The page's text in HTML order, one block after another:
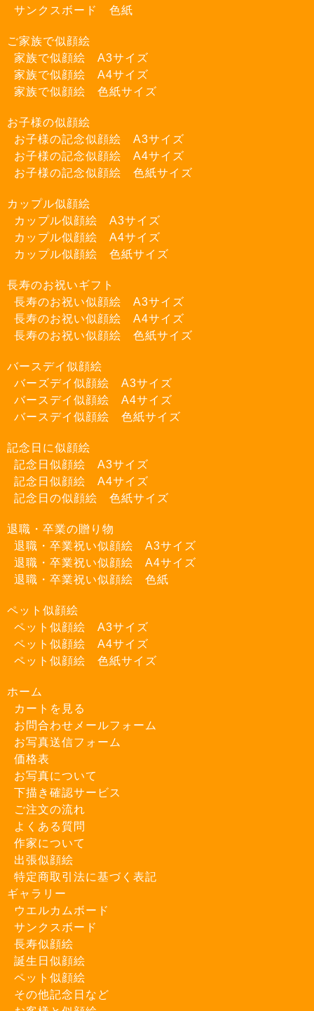
サンクスボード 色紙
ご家族で似顔絵
家族で似顔絵 A3サイズ
家族で似顔絵 A4サイズ
家族で似顔絵 色紙サイズ
お子様の似顔絵
お子様の記念似顔絵 A3サイズ
お子様の記念似顔絵 A4サイズ
お子様の記念似顔絵 色紙サイズ
カップル似顔絵
カップル似顔絵 A3サイズ
カップル似顔絵 A4サイズ
カップル似顔絵 色紙サイズ
長寿のお祝いギフト
長寿のお祝い似顔絵 A3サイズ
長寿のお祝い似顔絵 A4サイズ
長寿のお祝い似顔絵 色紙サイズ
バースデイ似顔絵
バーズデイ似顔絵 A3サイズ
バースデイ似顔絵 A4サイズ
バースデイ似顔絵 色紙サイズ
記念日に似顔絵
記念日似顔絵 A3サイズ
記念日似顔絵 A4サイズ
記念日の似顔絵 色紙サイズ
退職・卒業の贈り物
退職・卒業祝い似顔絵 A3サイズ
退職・卒業祝い似顔絵 A4サイズ
退職・卒業祝い似顔絵 色紙
ペット似顔絵
ペット似顔絵 A3サイズ
ペット似顔絵 A4サイズ
ペット似顔絵 色紙サイズ
ホーム
カートを見る
お問合わせメールフォーム
お写真送信フォーム
価格表
お写真について
下描き確認サービス
ご注文の流れ
よくある質問
作家について
出張似顔絵
特定商取引法に基づく表記
ギャラリー
ウエルカムボード
サンクスボード
長寿似顔絵
誕生日似顔絵
ペット似顔絵
その他記念日など